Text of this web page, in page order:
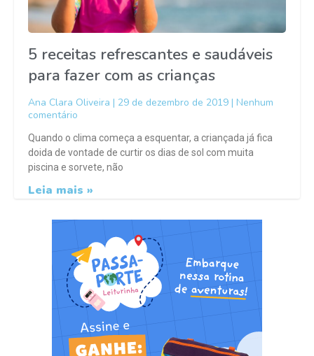
5 receitas refrescantes e saudáveis
para fazer com as crianças
Ana Clara Oliveira 29 de dezembro de 2019
Nenhum
comentário
Quando o clima começa a esquentar, a criançada já fica
doida de vontade de curtir os dias de sol com muita
piscina e sorvete, não
Leia mais »